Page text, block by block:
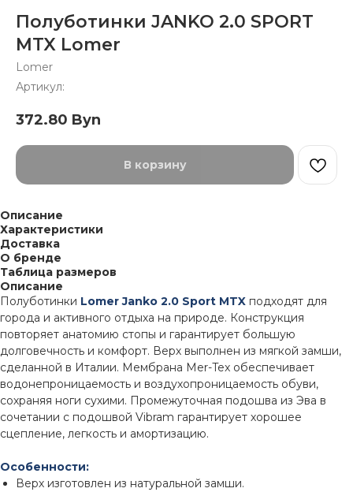
Полуботинки JANKO 2.0 SPORT
MTX Lomer
Lomer
Артикул:
372.80 Byn
В корзину
Описание
Характеристики
Доставка
О бренде
Таблица размеров
Описание
Полуботинки Lomer Janko 2.0 Sport MTX подходят для
города и активного отдыха на природе. Конструкция
повторяет анатомию стопы и гарантирует большую
долговечность и комфорт. Верх выполнен из мягкой замши,
сделанной в Италии. Мембрана Mer-Tex обеспечивает
водонепроницаемость и воздухопроницаемость обуви,
сохраняя ноги сухими. Промежуточная подошва из Эва в
сочетании с подошвой Vibram гарантирует хорошее
сцепление, легкость и амортизацию.
Особенности:
Верх изготовлен из натуральной замши.